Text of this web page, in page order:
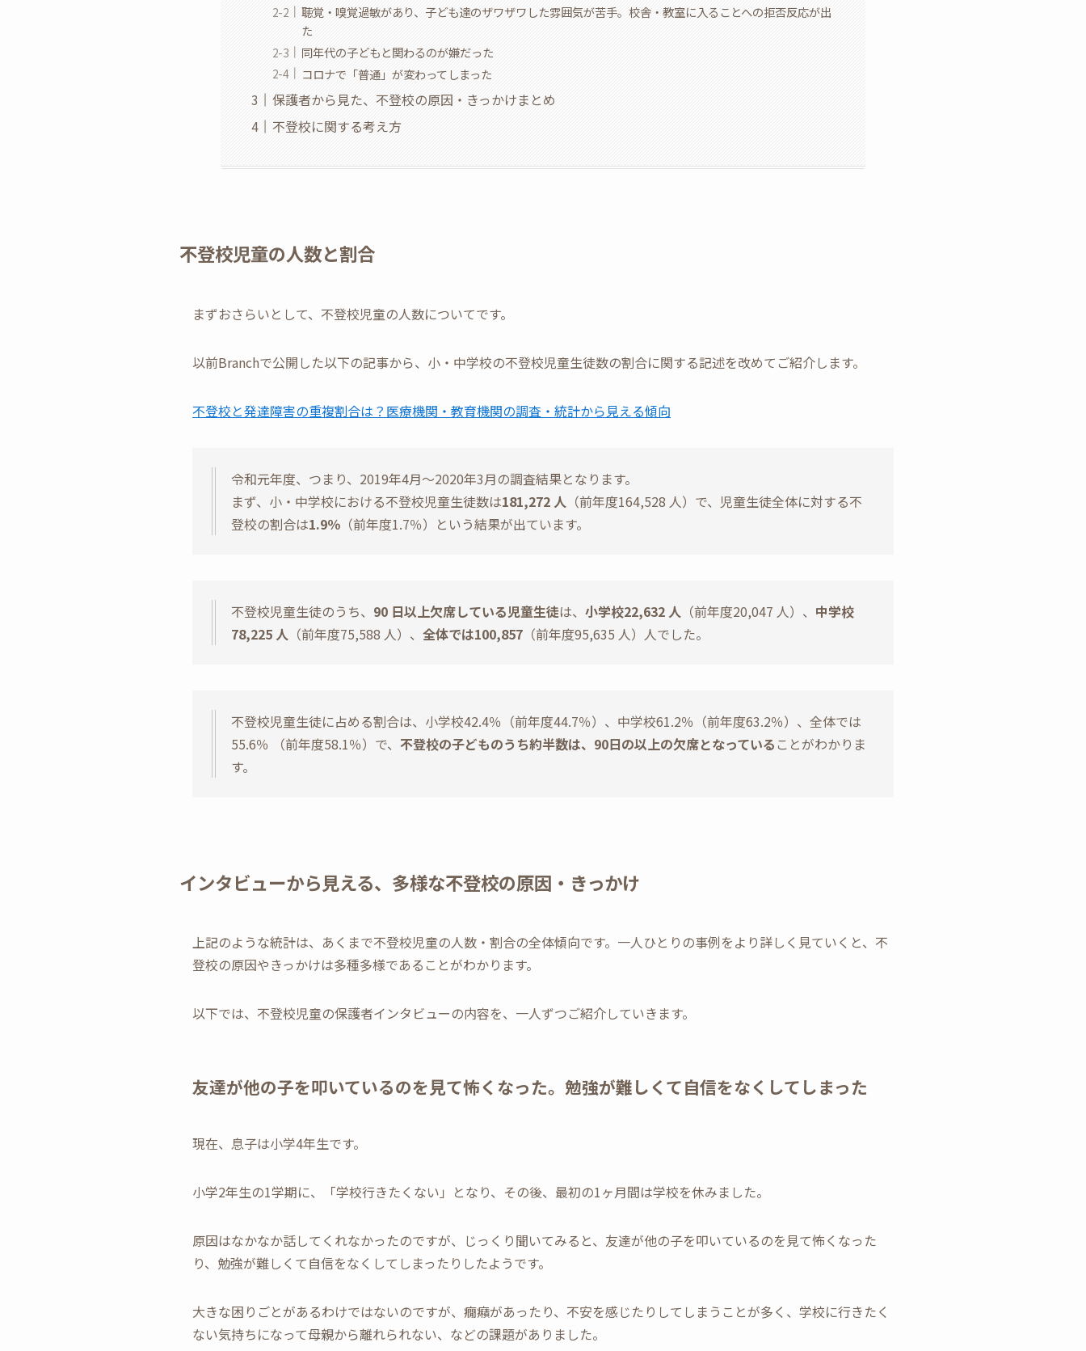
聴覚・嗅覚過敏があり、子ども達のザワザワした雰囲気が苦手。校舎・教室に入ることへの拒否反応が出
た
同年代の子どもと関わるのが嫌だった
コロナで「普通」が変わってしまった
保護者から見た、不登校の原因・きっかけまとめ
不登校に関する考え方
不登校児童の人数と割合
まずおさらいとして、不登校児童の人数についてです。
以前Branchで公開した以下の記事から、小・中学校の不登校児童生徒数の割合に関する記述を改めてご紹介します。
不登校と発達障害の重複割合は？医療機関・教育機関の調査・統計から見える傾向
令和元年度、つまり、2019年4月〜2020年3月の調査結果となります。
まず、小・中学校における不登校児童生徒数は181,272 人 （前年度164,528 人）で、児童生徒全体に対する不
登校の割合は1.9％ （前年度1.7％）という結果が出ています。
不登校児童生徒のうち、 90 日以上欠席している児童生徒は、 小学校22,632 人 （前年度20,047 人）、 中学校
78,225 人 （前年度75,588 人）、 全体では100,857 （前年度95,635 人）人でした。
不登校児童生徒に占める割合は、小学校42.4％（前年度44.7％）、中学校61.2％（前年度63.2％）、全体では
55.6％ （前年度58.1％）で、 不登校の子どものうち約半数は、90日の以上の欠席となっている ことがわかりま
す。
インタビューから見える、多様な不登校の原因・きっかけ
上記のような統計は、あくまで不登校児童の人数・割合の全体傾向です。一人ひとりの事例をより詳しく見ていくと、不
登校の原因やきっかけは多種多様であることがわかります。
以下では、不登校児童の保護者インタビューの内容を、一人ずつご紹介していきます。
友達が他の子を叩いているのを見て怖くなった。勉強が難しくて自信をなくしてしまった
現在、息子は小学4年生です。
小学2年生の1学期に、「学校行きたくない」となり、その後、最初の1ヶ月間は学校を休みました。
原因はなかなか話してくれなかったのですが、じっくり聞いてみると、友達が他の子を叩いているのを見て怖くなった
り、勉強が難しくて自信をなくしてしまったりしたようです。
大きな困りごとがあるわけではないのですが、癇癪があったり、不安を感じたりしてしまうことが多く、学校に行きたく
ない気持ちになって母親から離れられない、などの課題がありました。